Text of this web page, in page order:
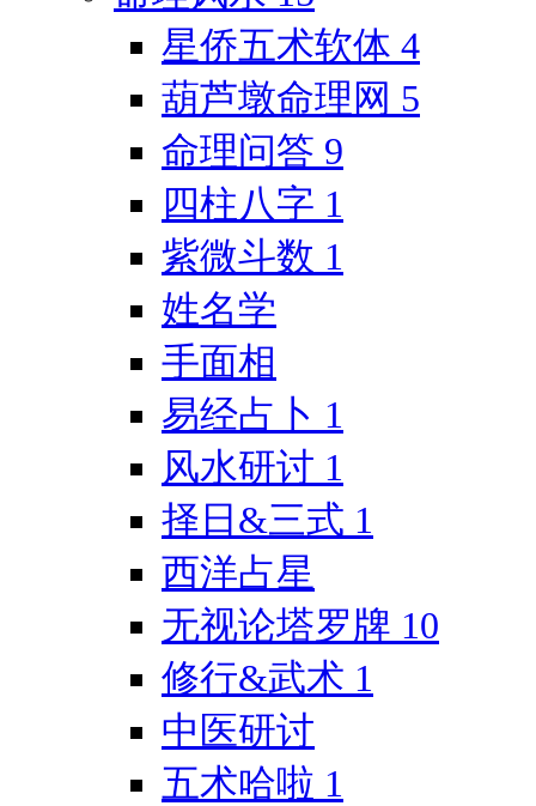
星侨五术软体 4
葫芦墩命理网 5
命理问答 9
四柱八字 1
紫微斗数 1
姓名学
手面相
易经占卜 1
风水研讨 1
择日&三式 1
西洋占星
无视论塔罗牌 10
修行&武术 1
中医研讨
五术哈啦 1